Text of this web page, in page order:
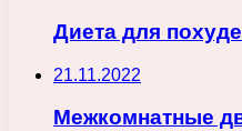
Диета для
21.11.2022
Межкомнатные